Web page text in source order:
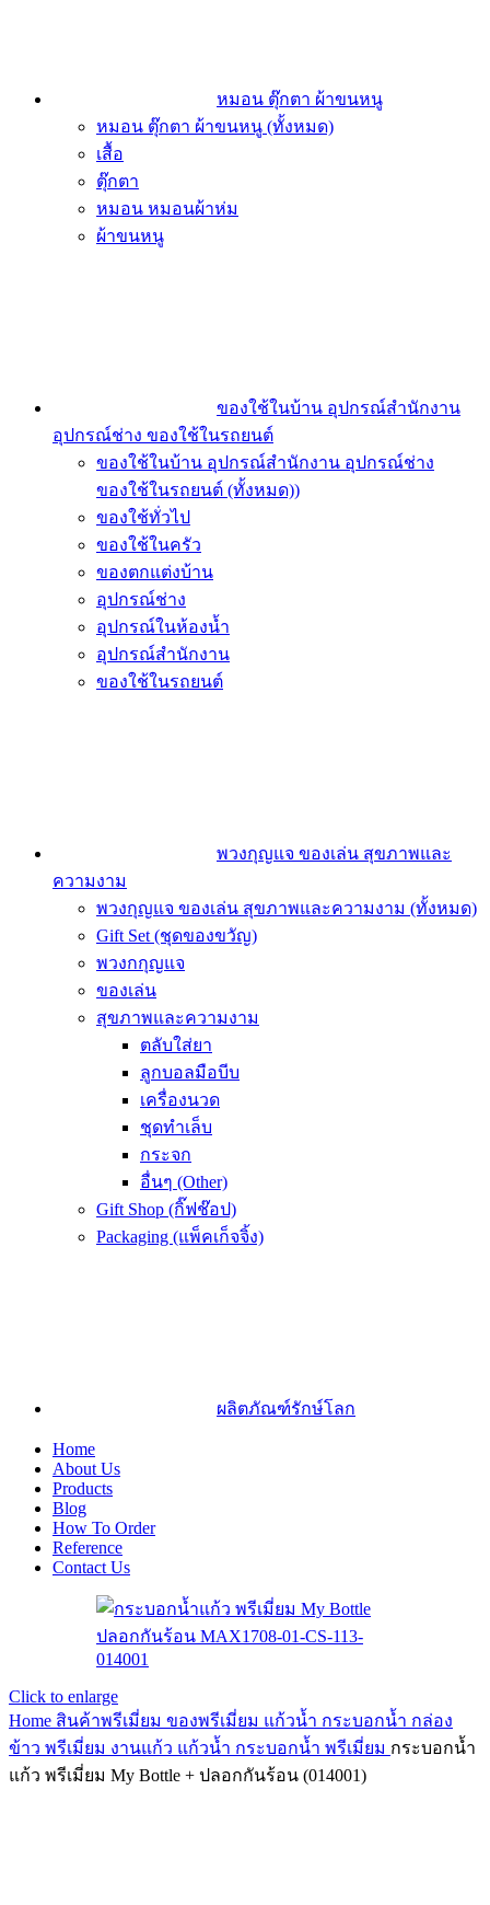
หมอน ตุ๊กตา ผ้าขนหนู
หมอน ตุ๊กตา ผ้าขนหนู (ทั้งหมด)
เสื้อ
ตุ๊กตา
หมอน หมอนผ้าห่ม
ผ้าขนหนู
ของใช้ในบ้าน อุปกรณ์สำนักงาน
อุปกรณ์ช่าง ของใช้ในรถยนต์
ของใช้ในบ้าน อุปกรณ์สำนักงาน อุปกรณ์ช่าง
ของใช้ในรถยนต์ (ทั้งหมด))
ของใช้ทั่วไป
ของใช้ในครัว
ของตกแต่งบ้าน
อุปกรณ์ช่าง
อุปกรณ์ในห้องน้ำ
อุปกรณ์สำนักงาน
ของใช้ในรถยนต์
พวงกุญแจ ของเล่น สุขภาพและ
ความงาม
พวงกุญแจ ของเล่น สุขภาพและความงาม (ทั้งหมด)
Gift Set (ชุดของขวัญ)
พวงกกุญแจ
ของเล่น
สุขภาพและความงาม
ตลับใส่ยา
ลูกบอลมือบีบ
เครื่องนวด
ชุดทำเล็บ
กระจก
อื่นๆ (Other)
Gift Shop (กิ๊ฟช๊อป)
Packaging (แพ็คเก็จจิ้ง)
ผลิตภัณฑ์รักษ์โลก
Home
About Us
Products
Blog
How To Order
Reference
Contact Us
Click to enlarge
Home สินค้าพรีเมี่ยม ของพรีเมี่ยม แก้วน้ำ กระบอกน้ำ กล่อง
ข้าว พรีเมี่ยม งานแก้ว แก้วน้ำ กระบอกน้ำ พรีเมี่ยม กระบอกน้ำ
แก้ว พรีเมี่ยม My Bottle + ปลอกกันร้อน (014001)